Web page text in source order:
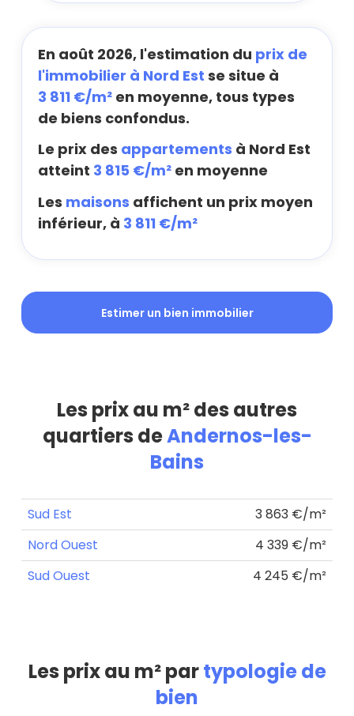
En août 2026, l'estimation du prix de
l'immobilier à Nord Est se situe à
3 811 €/m² en moyenne, tous types
de biens confondus.
Le prix des appartements à Nord Est
atteint 3 815 €/m² en moyenne
Les maisons affichent un prix moyen
inférieur, à 3 811 €/m²
Estimer un bien immobilier
Les prix au m² des autres
quartiers deAndernos-les-
Bains
Sud Est
3 863 €/m²
Nord Ouest
4 339 €/m²
Sud Ouest
4 245 €/m²
Les prix au m² partypologie de
bien